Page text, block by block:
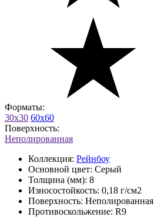
Форматы:
30x30 60x60
Поверхность:
Неполированная
Коллекция: Рейнбоу
Основной цвет: Серый
Толщина (мм): 8
Износостойкость: 0,18 г/см2
Поверхность: Неполированная
Противоскольжение: R9